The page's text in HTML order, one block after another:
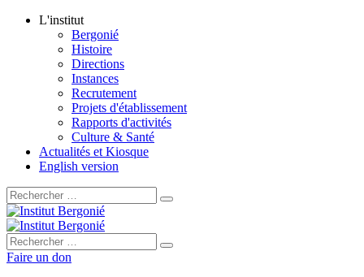
L'institut
Bergonié
Histoire
Directions
Instances
Recrutement
Projets d'établissement
Rapports d'activités
Culture & Santé
Actualités et Kiosque
English version
Rechercher :
Rechercher :
Faire un don